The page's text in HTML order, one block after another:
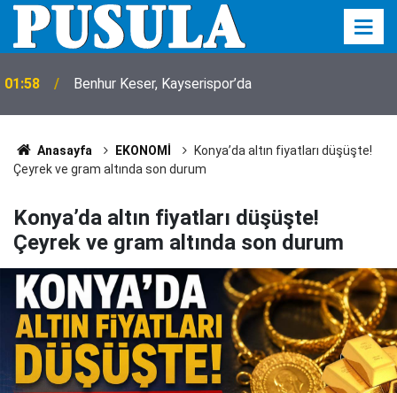
01:58 Benhur Keser, Kayserispor’da
01:56 Köpeği tüfekle vurup sakat bıraktılar
Anasayfa EKONOMİ
Konya’da altın fiyatları düşüşte!
Çeyrek ve gram altında son durum
Konya’da altın fiyatları düşüşte!
Çeyrek ve gram altında son durum